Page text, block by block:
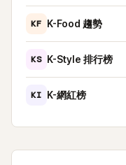
KF K-Food 趨勢
KS K-Style 排行榜
KI K-網紅榜